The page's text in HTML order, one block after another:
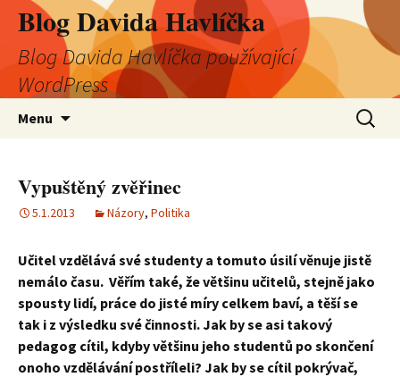
Blog Davida Havlíčka
Blog Davida Havlíčka používající
WordPress
Menu
Vypuštěný zvěřinec
5.1.2013 Názory, Politika
Učitel vzdělává své studenty a tomuto úsilí věnuje jistě
nemálo času. Věřím také, že většinu učitelů, stejně jako
spousty lidí, práce do jisté míry celkem baví, a těší se
tak i z výsledku své činnosti. Jak by se asi takový
pedagog cítil, kdyby většinu jeho studentů po skončení
onoho vzdělávání postříleli? Jak by se cítil pokrývač,